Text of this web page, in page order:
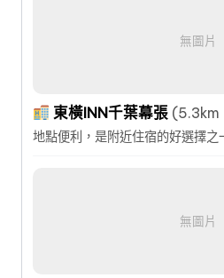
無圖片
東橫INN千葉幕張 (5.3km
地點便利，是附近住宿的好選擇之
無圖片